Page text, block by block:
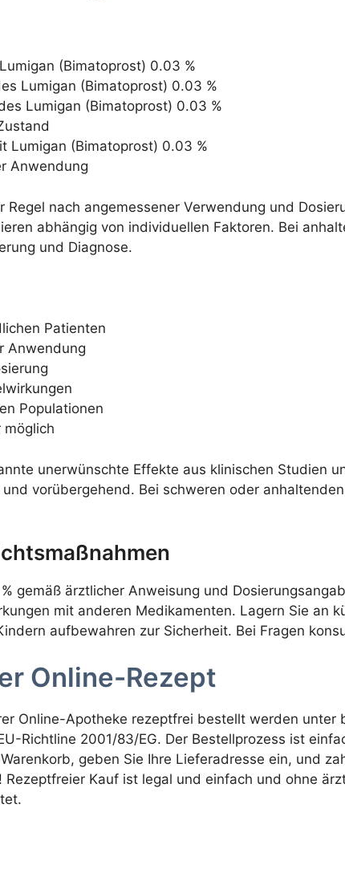
(Bimatoprost) 0.03 %
Lumigan (Bimatoprost) 0.03 %
Lumigan (Bimatoprost) 0.03 %
Lumigan (Bimatoprost) 0.03 %
Anwendung
nach angemessener Verwendung und
abhängig von individuellen Faktoren. Bei
und Diagnose.
Patienten
Anwendung
Populationen
unerwünschte Effekte aus klinischen Studien
vorübergehend. Bei schweren oder
gemäß ärztlicher Anweisung und
mit anderen Medikamenten. Lagern Sie an
aufbewahren zur Sicherheit. Bei Fragen
Online-Rezept
Online-Apotheke rezeptfrei bestellt werden unter
Richtline 2001/83/EG. Der Bestellprozess ist
geben Sie Ihre Lieferadresse ein, und
Kauf ist legal und einfach und ohne